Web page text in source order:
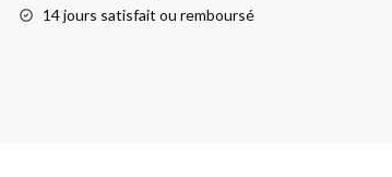
14 jours satisfait ou remboursé